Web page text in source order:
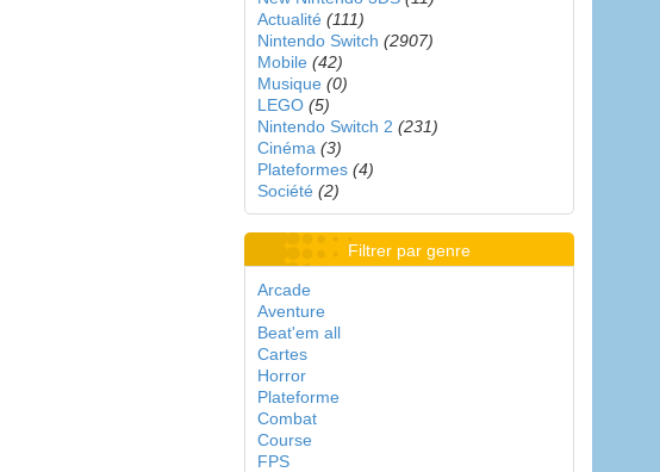
Actualité (111)
Nintendo Switch (2907)
Mobile (42)
Musique (0)
LEGO (5)
Nintendo Switch 2 (231)
Cinéma (3)
Plateformes (4)
Société (2)
Filtrer par genre
Arcade
Aventure
Beat'em all
Cartes
Horror
Plateforme
Combat
Course
FPS